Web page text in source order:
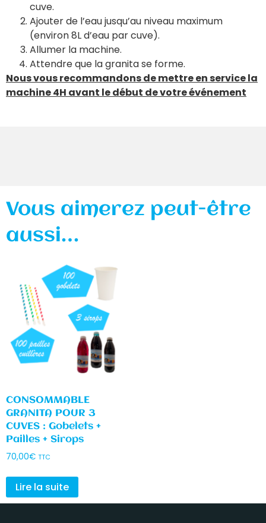
cuve.
Ajouter de l’eau jusqu’au niveau maximum
(environ 8L d’eau par cuve).
Allumer la machine.
Attendre que la granita se forme.
Nous vous recommandons de mettre en service la
machine 4H avant le début de votre événement
Vous aimerez peut-être
aussi…
CONSOMMABLE
GRANITA POUR 3
CUVES : Gobelets +
Pailles + Sirops
70,00€ TTC
Lire la suite